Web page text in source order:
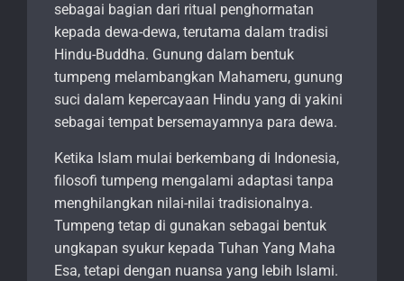
sebagai bagian dari ritual penghormatan
kepada dewa-dewa, terutama dalam tradisi
Hindu-Buddha. Gunung dalam bentuk
tumpeng melambangkan Mahameru, gunung
suci dalam kepercayaan Hindu yang di yakini
sebagai tempat bersemayamnya para dewa.
Ketika Islam mulai berkembang di Indonesia,
filosofi tumpeng mengalami adaptasi tanpa
menghilangkan nilai-nilai tradisionalnya.
Tumpeng tetap di gunakan sebagai bentuk
ungkapan syukur kepada Tuhan Yang Maha
Esa, tetapi dengan nuansa yang lebih Islami.